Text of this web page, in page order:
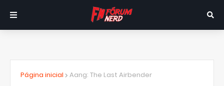
Página inicial Aang: The Last Airbender